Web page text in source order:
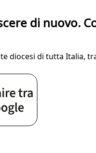
di nuovo.
diocesi di tutta Italia,